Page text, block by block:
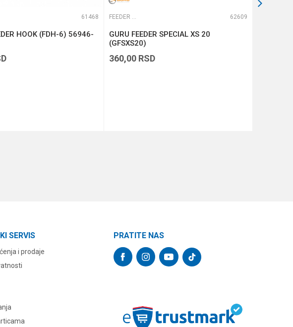
61468
HOOK (FDH-6) 56946-
FEEDER UDICE 62609
GURU FEEDER SPECIAL XS 20
(GFSXS20)
360,00 RSD
SERVIS
i prodaje
PRATITE NAS